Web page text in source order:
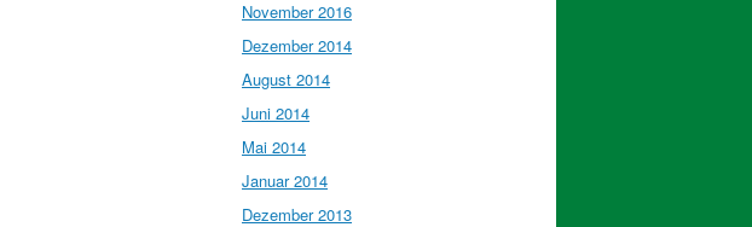
November 2016
Dezember 2014
August 2014
Juni 2014
Mai 2014
Januar 2014
Dezember 2013